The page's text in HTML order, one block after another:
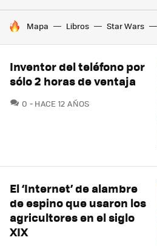
HOY SE HABLA DE
Mapa Libros Star Wars
Inventor del teléfono por
sólo 2 horas de ventaja
0 COMENTARIOS
HACE 12 AÑOS
El ‘Internet’ de alambre
de espino que usaron los
agricultores en el siglo
XIX